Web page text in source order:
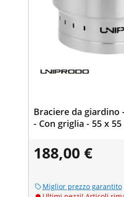
Braciere da giardino
- Con griglia - 55 x
188,00 €
Miglior prezzo garantito